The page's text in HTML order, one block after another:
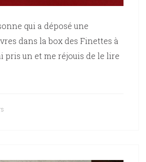
qui a déposé une
dans la box des Finettes à
pris un et me réjouis de le lire